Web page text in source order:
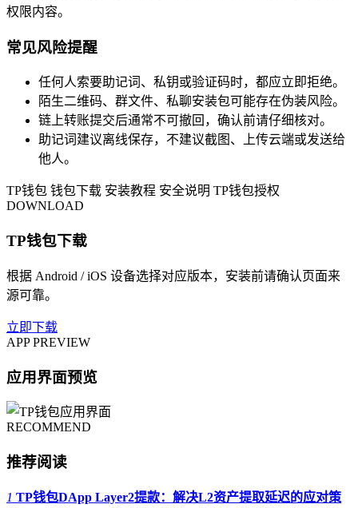
权限内容。
常见风险提醒
任何人索要助记词、私钥或验证码时，都应立即拒绝。
陌生二维码、群文件、私聊安装包可能存在伪装风险。
链上转账提交后通常不可撤回，确认前请仔细核对。
助记词建议离线保存，不建议截图、上传云端或发送给
他人。
TP钱包 钱包下载 安装教程 安全说明 TP钱包授权
DOWNLOAD
TP钱包下载
根据 Android / iOS 设备选择对应版本，安装前请确认页面来
源可靠。
立即下载
APP PREVIEW
应用界面预览
RECOMMEND
推荐阅读
1 TP钱包DApp Layer2提款：解决L2资产提取延迟的应对策